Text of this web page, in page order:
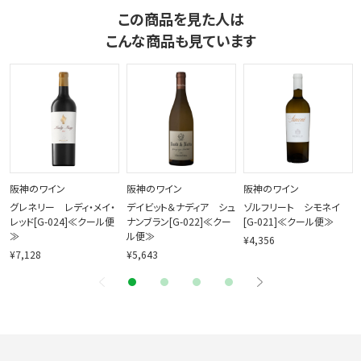
この商品を見た人は
こんな商品も見ています
阪神のワイン
グレネリー レディ・メイ・
レッド[G-024]≪クール便
≫
¥7,128
阪神のワイン
デイビット＆ナディア シュ
ナンブラン[G-022]≪クー
ル便≫
¥5,643
阪神のワイン
ゾルフリート シモネイ
[G-021]≪クール便≫
¥4,356